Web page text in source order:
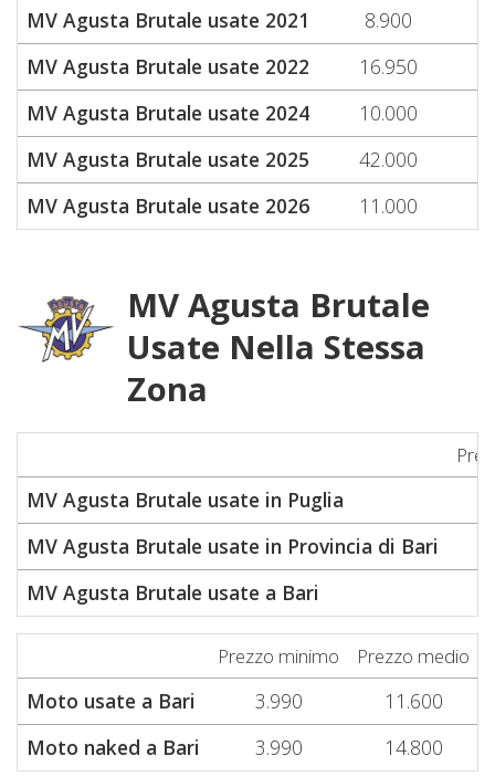
MV Agusta Brutale usate 2021
8.900
MV Agusta Brutale usate 2022
16.950
MV Agusta Brutale usate 2024
10.000
MV Agusta Brutale usate 2025
42.000
MV Agusta Brutale usate 2026
11.000
MV Agusta Brutale
Usate Nella Stessa
Zona
MV Agusta Brutale usate in Puglia
MV Agusta Brutale usate in Provincia di Bari
MV Agusta Brutale usate a Bari
Prezzo minimo Prezzo medio
Moto usate a Bari 3.990 11.600
Moto naked a Bari
3.990 14.800